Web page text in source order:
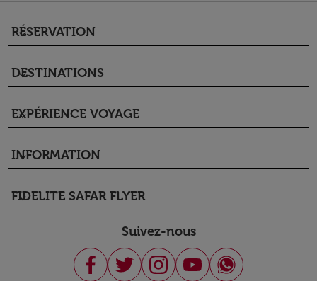
RÉSERVATION
keyboard_arrow_down
DESTINATIONS
keyboard_arrow_down
EXPÉRIENCE VOYAGE
keyboard_arrow_down
INFORMATION
keyboard_arrow_down
FIDELITE SAFAR FLYER
keyboard_arrow_down
Suivez-nous